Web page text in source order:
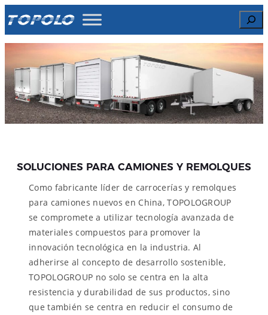
to
content
Search
SOLUCIONES PARA CAMIONES Y REMOLQUES
Como fabricante líder de carrocerías y remolques
para camiones nuevos en China, TOPOLOGROUP
se compromete a utilizar tecnología avanzada de
materiales compuestos para promover la
innovación tecnológica en la industria. Al
adherirse al concepto de desarrollo sostenible,
TOPOLOGROUP no solo se centra en la alta
resistencia y durabilidad de sus productos, sino
que también se centra en reducir el consumo de